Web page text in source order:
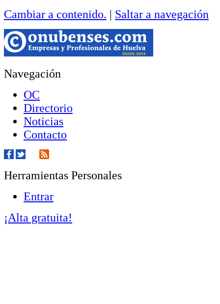
Cambiar a contenido. | Saltar a navegación
Navegación
OC
Directorio
Noticias
Contacto
Herramientas Personales
Entrar
¡Alta gratuita!